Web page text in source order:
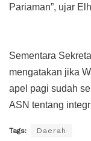
Pariaman”, ujar
Sementara
mengatakan jika
apel pagi sudah
ASN tentang
Tags: Daerah